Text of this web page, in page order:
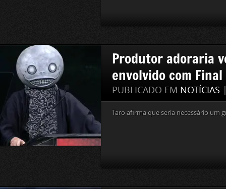
Produtor adoraria
envolvido com
PUBLICADO EM NOTÍCIAS
Taro afirma que seria necessário um